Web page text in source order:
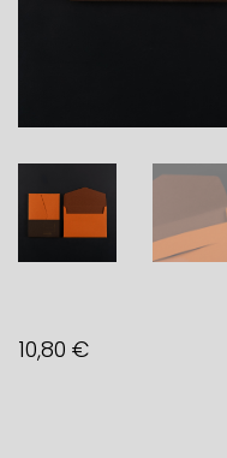
10,80 €